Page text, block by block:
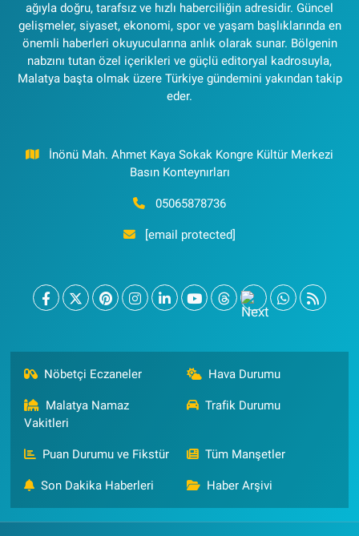
ağıyla doğru, tarafsız ve hızlı haberciliğin adresidir. Güncel
gelişmeler, siyaset, ekonomi, spor ve yaşam başlıklarında en
önemli haberleri okuyucularına anlık olarak sunar. Bölgenin
nabzını tutan özel içerikleri ve güçlü editoryal kadrosuyla,
Malatya başta olmak üzere Türkiye gündemini yakından takip
eder.
İnönü Mah. Ahmet Kaya Sokak Kongre Kültür Merkezi
Basın Konteynırları
05065878736
[email protected]
Nöbetçi Eczaneler Hava Durumu
Malatya Namaz
Vakitleri
Trafik Durumu
Puan Durumu ve Fikstür Tüm Manşetler
Son Dakika Haberleri Haber Arşivi